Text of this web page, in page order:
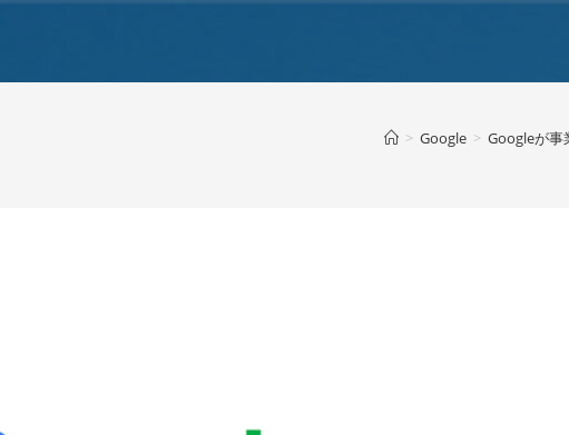
> Google > Googleが事